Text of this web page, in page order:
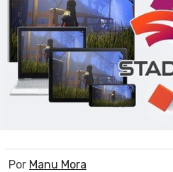
Por Manu Mora